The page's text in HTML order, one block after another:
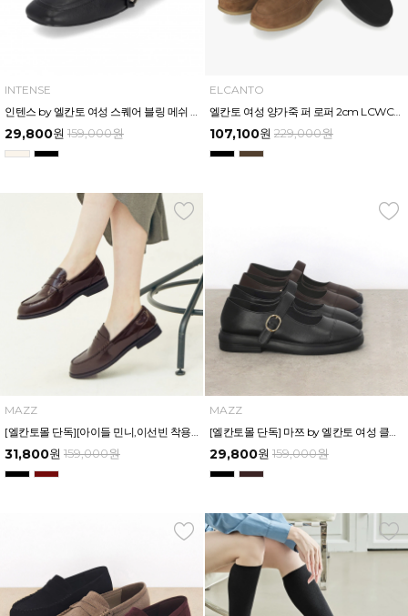
INTENSE
29,800원 159,000원
ELCANTO
엘칸토 여성 양가죽 퍼 로퍼 2cm LCWC84U439
107,100원 229,000원
MAZZ
[엘칸토몰 단독][아이들 민니,이선빈 착용] 마쯔 by 엘칸토 여성 클래식 페니로퍼 2cm LCWC84M439
31,800원 159,000원
MAZZ
[엘칸토몰 단독] 마쯔 by 엘칸토 여성 클래식 메리제인 로퍼 3.5cm LCWC33M439
29,800원 159,000원